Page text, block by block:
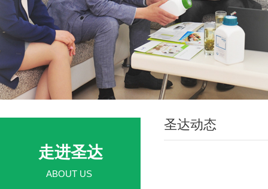
走进圣达
ABOUT US
圣达动态